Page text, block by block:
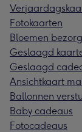
Fotokaarten
Bloemen
Geslaagd
Geslaagd
Ansichtkaart
Ballonnen
Baby cadeaus
Fotocadeaus